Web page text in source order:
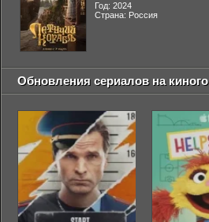
Год: 2024
Страна: Россия
Обновления сериалов на киного